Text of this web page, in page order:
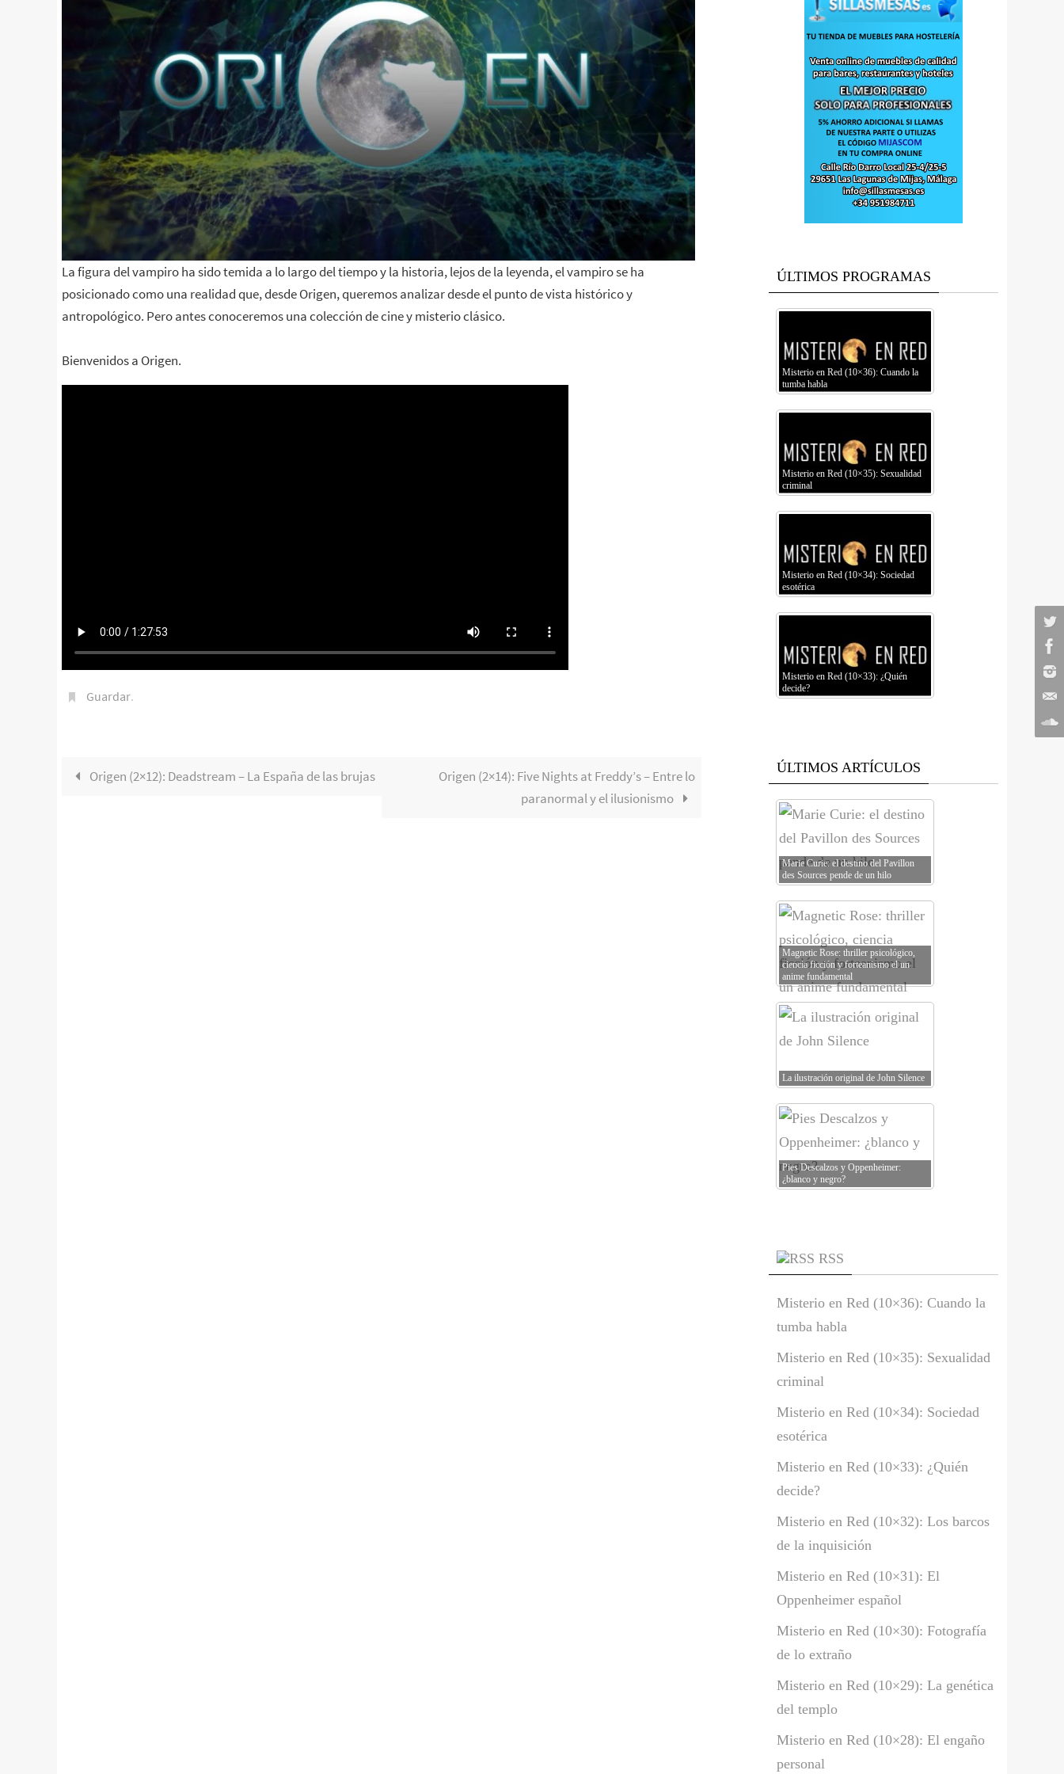
La figura del vampiro ha sido temida a lo largo del tiempo y la historia, lejos de la leyenda, el vampiro se ha
posicionado como una realidad que, desde Origen, queremos analizar desde el punto de vista histórico y
antropológico. Pero antes conoceremos una colección de cine y misterio clásico.
Bienvenidos a Origen.
Guardar.
Origen (2×12): Deadstream – La España de las brujas
Origen (2×14): Five Nights at Freddy’s – Entre lo
paranormal y el ilusionismo
ÚLTIMOS PROGRAMAS
Misterio en Red (10×36): Cuando la
tumba habla
Misterio en Red (10×35): Sexualidad
criminal
Misterio en Red (10×34): Sociedad
esotérica
Misterio en Red (10×33): ¿Quién
decide?
ÚLTIMOS ARTÍCULOS
Marie Curie: el destino del Pavillon
des Sources pende de un hilo
Magnetic Rose: thriller psicológico,
ciencia ficción y forteanismo el un
anime fundamental
La ilustración original de John Silence
Pies Descalzos y Oppenheimer:
¿blanco y negro?
RSS
Misterio en Red (10×36): Cuando la
tumba habla
Misterio en Red (10×35): Sexualidad
criminal
Misterio en Red (10×34): Sociedad
esotérica
Misterio en Red (10×33): ¿Quién
decide?
Misterio en Red (10×32): Los barcos
de la inquisición
Misterio en Red (10×31): El
Oppenheimer español
Misterio en Red (10×30): Fotografía
de lo extraño
Misterio en Red (10×29): La genética
del templo
Misterio en Red (10×28): El engaño
personal